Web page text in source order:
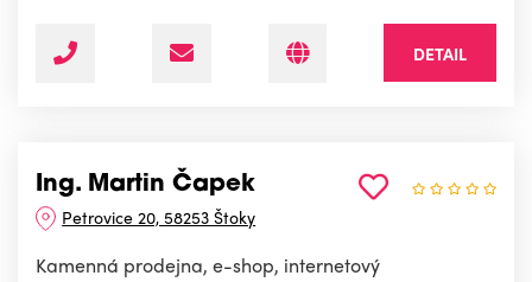
DETAIL
Ing. Martin Čapek
Petrovice 20, 58253 Štoky
Kamenná prodejna, e-shop, internetový